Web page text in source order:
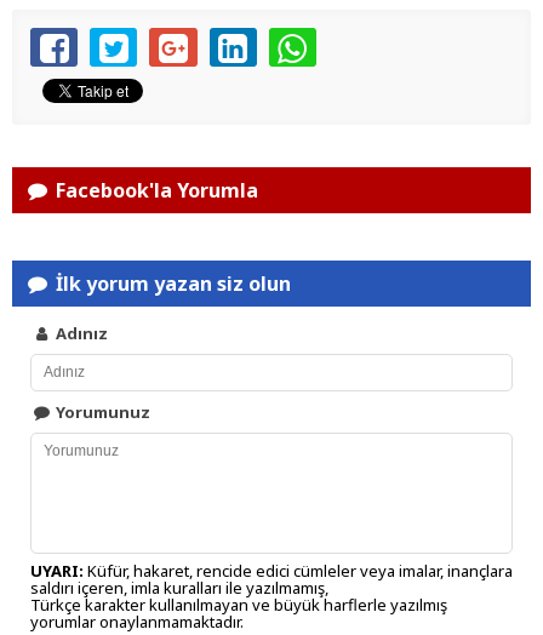
Facebook'la Yorumla
İlk yorum yazan siz olun
Adınız
Yorumunuz
UYARI: Küfür, hakaret, rencide edici cümleler veya imalar, inançlara
saldırı içeren, imla kuralları ile yazılmamış,
Türkçe karakter kullanılmayan ve büyük harflerle yazılmış
yorumlar onaylanmamaktadır.